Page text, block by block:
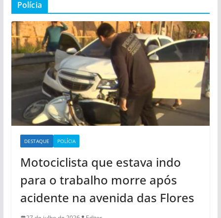
Polícia
DESTAQUE POLÍCIA
Motociclista que estava indo
para o trabalho morre após
acidente na avenida das Flores